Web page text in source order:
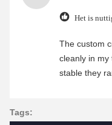
Het is
The custom
cleanly in my
stable they
Tags: